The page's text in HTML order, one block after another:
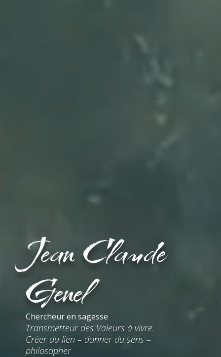
Jean Claude
Genel
Chercheur en sagesse
Transmetteur des Valeurs à vivre.
Créer du lien – donner du sens –
philosopher